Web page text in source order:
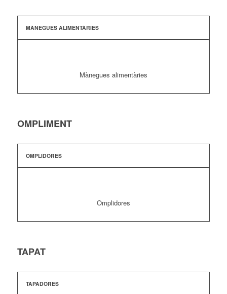
MÀNEGUES ALIMENTÀRIES
Mànegues alimentàries
OMPLIMENT
OMPLIDORES
Omplidores
TAPAT
TAPADORES